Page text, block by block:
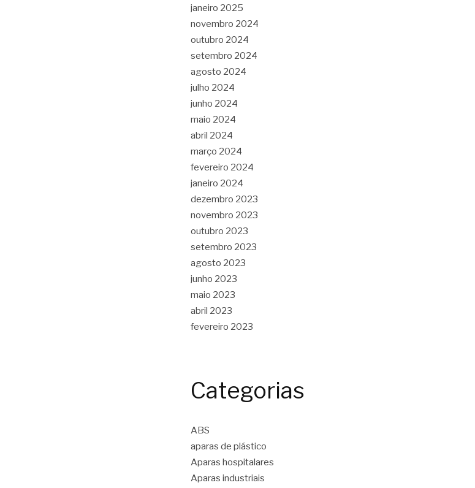
janeiro 2025
novembro 2024
outubro 2024
setembro 2024
agosto 2024
julho 2024
junho 2024
maio 2024
abril 2024
março 2024
fevereiro 2024
janeiro 2024
dezembro 2023
novembro 2023
outubro 2023
setembro 2023
agosto 2023
junho 2023
maio 2023
abril 2023
fevereiro 2023
Categorias
ABS
aparas de plástico
Aparas hospitalares
Aparas industriais